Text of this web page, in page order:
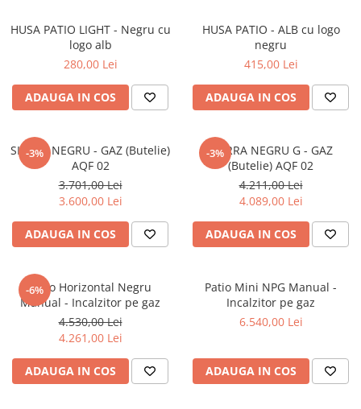
HUSA PATIO LIGHT - Negru cu
logo alb
280,00 Lei
ADAUGA IN COS
HUSA PATIO - ALB cu logo
negru
415,00 Lei
ADAUGA IN COS
-3%
SIERRA NEGRU - GAZ (Butelie)
AQF 02
3.701,00 Lei
3.600,00 Lei
ADAUGA IN COS
-3%
SIERRA NEGRU G - GAZ
(Butelie) AQF 02
4.211,00 Lei
4.089,00 Lei
ADAUGA IN COS
-6%
Patio Horizontal Negru
Manual - Incalzitor pe gaz
4.530,00 Lei
4.261,00 Lei
ADAUGA IN COS
Patio Mini NPG Manual -
Incalzitor pe gaz
6.540,00 Lei
ADAUGA IN COS